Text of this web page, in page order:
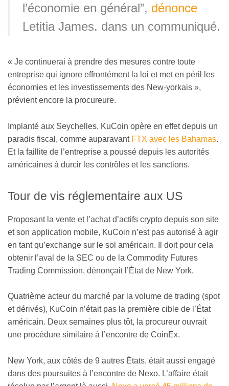
l’économie en général”, dénonce
Letitia James. dans un communiqué.
« Je continuerai à prendre des mesures contre toute
entreprise qui ignore effrontément la loi et met en péril les
économies et les investissements des New-yorkais »,
prévient encore la procureure.
Implanté aux Seychelles, KuCoin opère en effet depuis un
paradis fiscal, comme auparavant FTX avec les Bahamas.
Et la faillite de l’entreprise a poussé depuis les autorités
américaines à durcir les contrôles et les sanctions.
Tour de vis réglementaire aux US
Proposant la vente et l’achat d’actifs crypto depuis son site
et son application mobile, KuCoin n’est pas autorisé à agir
en tant qu’exchange sur le sol américain. Il doit pour cela
obtenir l’aval de la SEC ou de la Commodity Futures
Trading Commission, dénonçait l’État de New York.
Quatrième acteur du marché par la volume de trading (spot
et dérivés), KuCoin n’était pas la première cible de l’État
américain. Deux semaines plus tôt, la procureur ouvrait
une procédure similaire à l’encontre de CoinEx.
New York, aux côtés de 9 autres États, était aussi engagé
dans des poursuites à l’encontre de Nexo. L’affaire était